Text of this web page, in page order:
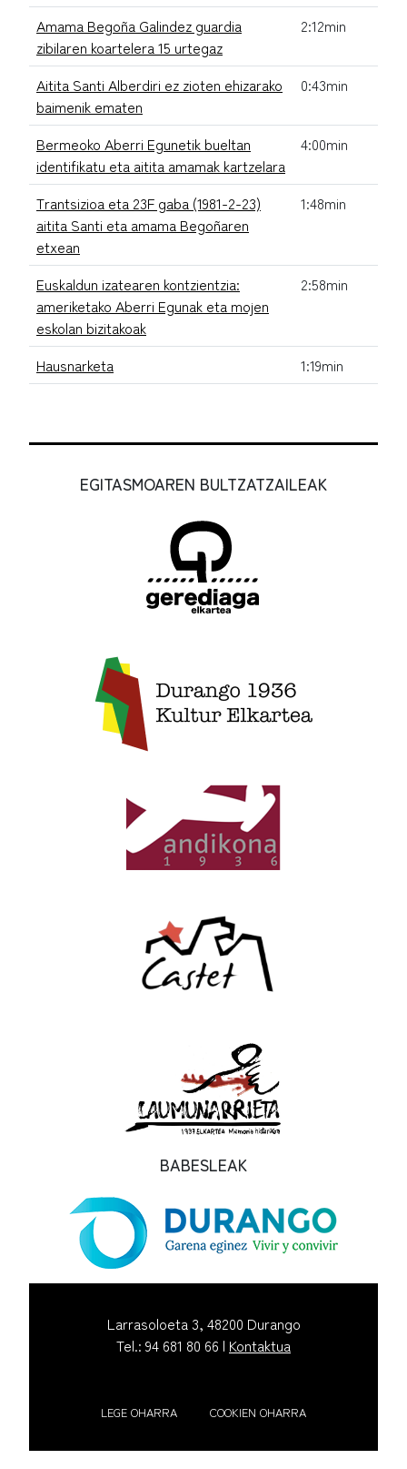
Amama Begoña Galindez guardia
zibilaren koartelera 15 urtegaz
2:12min
Aitita Santi Alberdiri ez zioten ehizarako
baimenik ematen
0:43min
Bermeoko Aberri Egunetik bueltan
identifikatu eta aitita amamak kartzelara
4:00min
Trantsizioa eta 23F gaba (1981-2-23)
aitita Santi eta amama Begoñaren
etxean
1:48min
Euskaldun izatearen kontzientzia:
ameriketako Aberri Egunak eta mojen
eskolan bizitakoak
2:58min
Hausnarketa 1:19min
EGITASMOAREN BULTZATZAILEAK
BABESLEAK
Larrasoloeta 3, 48200 Durango
Tel.: 94 681 80 66 | Kontaktua
LEGE OHARRA COOKIEN OHARRA